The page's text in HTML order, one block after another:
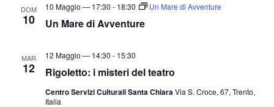
DOM
10 Un Mare di Avventure
10 Maggio — 17:30 - 18:30 Un Mare di Avventure
MAR
12 Rigoletto: i misteri del teatro
12 Maggio — 14:30 - 15:30
Centro Servizi Culturali Santa ChiaraVia S. Croce, 67, Trento,
Italia